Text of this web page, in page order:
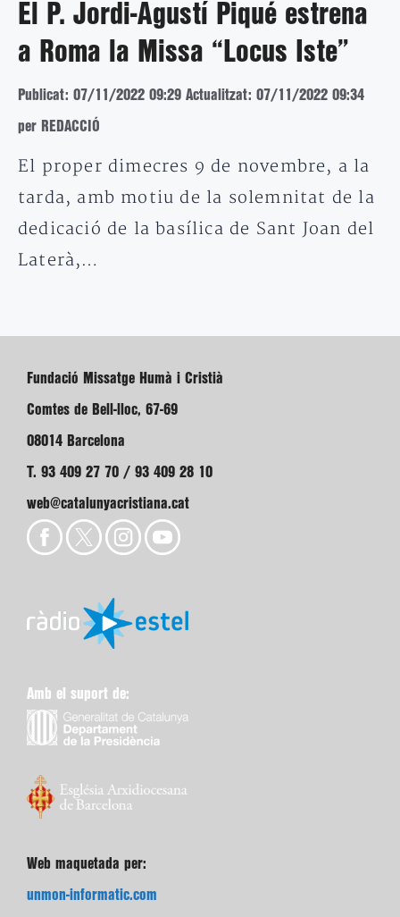
El P. Jordi-Agustí Piqué estrena
a Roma la Missa “Locus Iste”
Publicat: 07/11/2022 09:29 Actualitzat: 07/11/2022 09:34
per REDACCIÓ
El proper dimecres 9 de novembre, a la
tarda, amb motiu de la solemnitat de la
dedicació de la basílica de Sant Joan del
Laterà,…
Fundació Missatge Humà i Cristià
Comtes de Bell-lloc, 67-69
08014 Barcelona
T. 93 409 27 70 / 93 409 28 10
web@catalunyacristiana.cat
Amb el suport de:
Web maquetada per:
unmon-informatic.com